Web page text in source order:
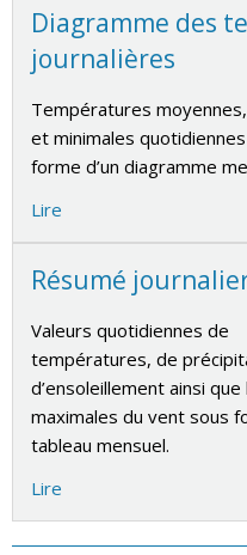
Diagramme des
journalières
Températures
et minimales
forme d’un diagramme
Lire
Résumé
Valeurs quotidiennes de
températures, de
d’ensoleillement ainsi
maximales du vent sous
tableau mensuel.
Lire